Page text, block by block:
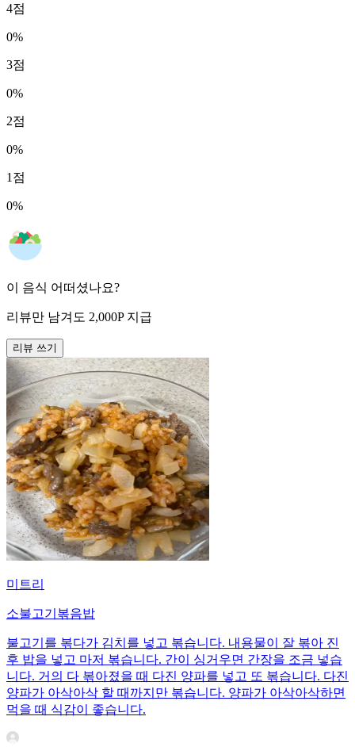
4점
0%
3점
0%
2점
0%
1 점
0%
이 음식 어떠셨나요?
리뷰만 남겨도 2,000P 지급
리뷰 쓰기
미트리
소불고기볶음밥
불고기를 볶다가 김치를 넣고 볶습니다. 내용물이 잘 볶아 진
후 밥을 넣고 마저 볶습니다. 간이 싱거우면 간장을 조금 넣습
니다. 거의 다 볶아졌을 때 다진 양파를 넣고 또 볶습니다. 다진
양파가 아삭아삭 할 때까지만 볶습니다. 양파가 아삭아삭하면
먹을 때 식감이 좋습니다.